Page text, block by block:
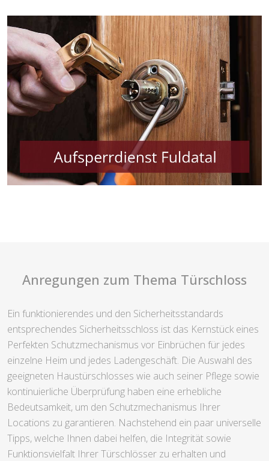
Anregungen zum Thema Türschloss
Ein funktionierendes und den Sicherheitsstandards
entsprechendes Sicherheitsschloss ist das Kernstück eines
Perfekten Schutzmechanismus vor Einbrüchen für jedes
einzelne Heim und jedes Ladengeschäft. Die Auswahl des
geeigneten Haustürschlosses wie auch seiner Pflege sowie
kontinuierliche Überprüfung haben eine erhebliche
Bedeutsamkeit, um den Schutzmechanismus Ihrer
Locations zu garantieren. Nachstehend ein paar universelle
Tipps, welche Ihnen dabei helfen, die Integrität sowie
Funktionsvielfalt Ihrer Türschlösser zu erhalten und